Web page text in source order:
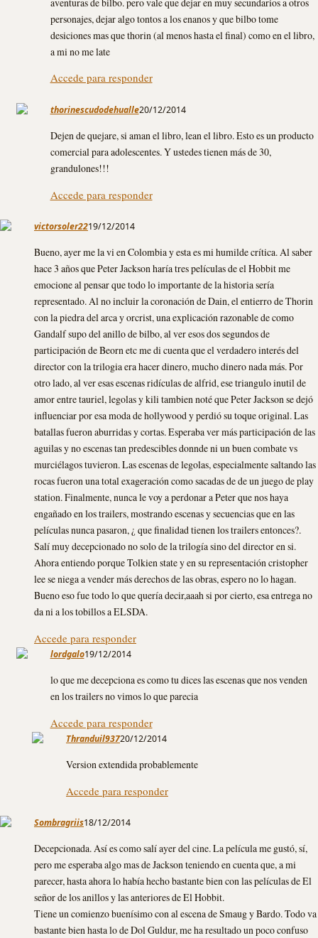
personajes, dejar algo tontos a los enanos y que bilbo tome
desiciones mas que thorin (al menos hasta el final) como en el libro,
a mi no me late
Accede para responder
thorinescudodehualle20/12/2014
Dejen de quejare, si aman el libro, lean el libro. Esto es un producto
comercial para adolescentes. Y ustedes tienen más de 30,
grandulones!!!
Accede para responder
victorsoler2219/12/2014
Bueno, ayer me la vi en Colombia y esta es mi humilde crítica. Al saber
hace 3 años que Peter Jackson haría tres películas de el Hobbit me
emocione al pensar que todo lo importante de la historia sería
representado. Al no incluir la coronación de Dain, el entierro de Thorin
con la piedra del arca y orcrist, una explicación razonable de como
Gandalf supo del anillo de bilbo, al ver esos dos segundos de
participación de Beorn etc me di cuenta que el verdadero interés del
director con la trilogia era hacer dinero, mucho dinero nada más. Por
otro lado, al ver esas escenas ridículas de alfrid, ese triangulo inutil de
amor entre tauriel, legolas y kili tambien noté que Peter Jackson se dejó
influenciar por esa moda de hollywood y perdió su toque original. Las
batallas fueron aburridas y cortas. Esperaba ver más participación de las
aguilas y no escenas tan predescibles donnde ni un buen combate vs
murciélagos tuvieron. Las escenas de legolas, especialmente saltando las
rocas fueron una total exageración como sacadas de de un juego de play
station. Finalmente, nunca le voy a perdonar a Peter que nos haya
engañado en los trailers, mostrando escenas y secuencias que en las
películas nunca pasaron, ¿ que finalidad tienen los trailers entonces?.
Salí muy decepcionado no solo de la trilogía sino del director en si.
Ahora entiendo porque Tolkien state y en su representación cristopher
lee se niega a vender más derechos de las obras, espero no lo hagan.
Bueno eso fue todo lo que quería decir,aaah si por cierto, esa entrega no
da ni a los tobillos a ELSDA.
Accede para responder
lordgalo19/12/2014
lo que me decepciona es como tu dices las escenas que nos venden
en los trailers no vimos lo que parecia
Accede para responder
Thranduil93720/12/2014
Version extendida probablemente
Accede para responder
Sombragriis18/12/2014
Decepcionada. Así es como salí ayer del cine. La película me gustó, sí,
pero me esperaba algo mas de Jackson teniendo en cuenta que, a mi
parecer, hasta ahora lo había hecho bastante bien con las películas de El
señor de los anillos y las anteriores de El Hobbit.
Tiene un comienzo buenísimo con al escena de Smaug y Bardo. Todo va
bastante bien hasta lo de Dol Guldur, me ha resultado un poco confuso